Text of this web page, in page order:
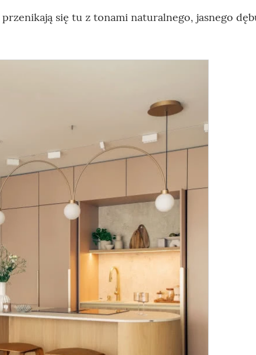
przenikają się tu z tonami naturalnego, jasnego